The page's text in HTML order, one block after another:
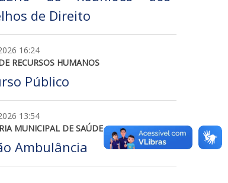
de Direito
16:24
RECURSOS HUMANOS
Público
13:54
MUNICIPAL DE SAÚDE
Ambulância